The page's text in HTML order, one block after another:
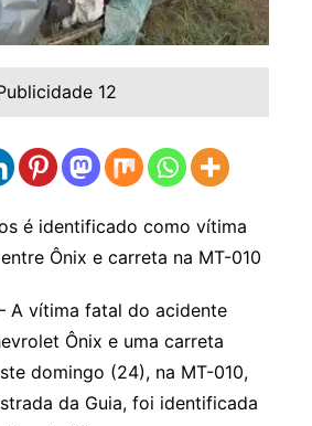
12
A vítima fatal do acidente
Ônix e uma carreta
domingo (24), na MT-010,
da Guia, foi identificada